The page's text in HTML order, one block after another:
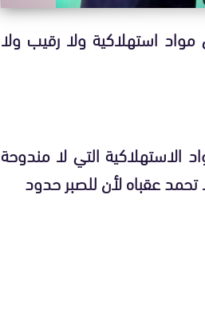
استهلاكية ولا رقيب ولا
التي لا مندوحة
عقباه لأن للصبر حدود